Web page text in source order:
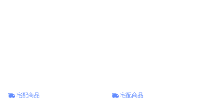
宅配商品 宅配商品